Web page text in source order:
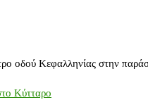
Κεφαλληνίας στην